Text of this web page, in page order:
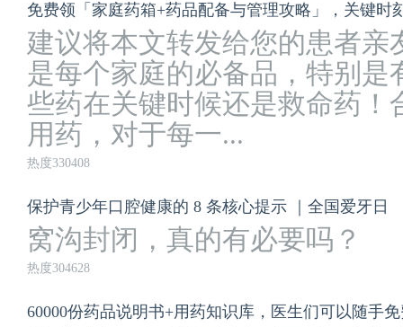
免费领「家庭药箱+药品配备与管理攻略」，关键时
建议将本文转发给您的患者亲
是每个家庭的必备品，特别是
些药在关键时候还是救命药！
用药，对于每一...
热度330408
保护青少年口腔健康的 8 条核心提示 ｜全国爱牙日
窝沟封闭，真的有必要吗？
热度304628
60000份药品说明书+用药知识库，医生们可以随手